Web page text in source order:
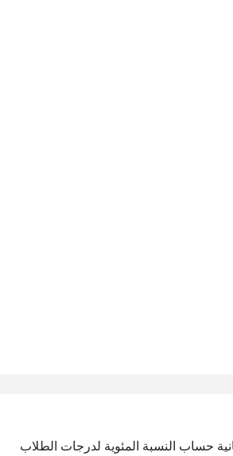
حساب النسبة المئوية لدرجات الطلاب